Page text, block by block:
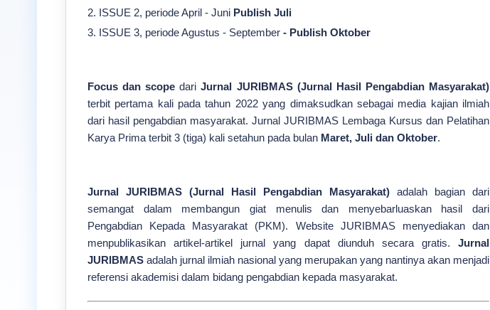
2. ISSUE 2, periode April - Juni Publish Juli
3. ISSUE 3, periode Agustus - September - Publish Oktober
Focus dan scope dariJurnal JURIBMAS (Jurnal Hasil Pengabdian Masyarakat)
terbit pertama kali pada tahun 2022 yang dimaksudkan sebagai media kajian ilmiah
dari hasil pengabdian masyarakat. Jurnal JURIBMAS Lembaga Kursus dan Pelatihan
Karya Prima terbit 3 (tiga) kali setahun pada bulan Maret, Juli dan Oktober.
Jurnal JURIBMAS (Jurnal Hasil Pengabdian Masyarakat) adalah bagian dari
semangat dalam membangun giat menulis dan menyebarluaskan hasil dari
Pengabdian Kepada Masyarakat (PKM). Website JURIBMAS menyediakan dan
menpublikasikan artikel-artikel jurnal yang dapat diunduh secara gratis. Jurnal
JURIBMAS adalah jurnal ilmiah nasional yang merupakan yang nantinya akan menjadi
referensi akademisi dalam bidang pengabdian kepada masyarakat.